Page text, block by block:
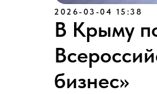
2026-03-04 15:38
В Крыму
бизнес»